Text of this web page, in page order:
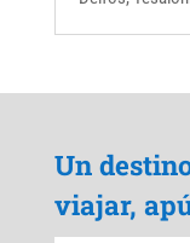
Un
viajar,